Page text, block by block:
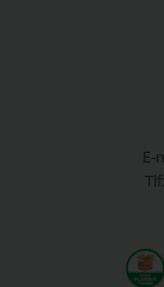
E-
Tlf: